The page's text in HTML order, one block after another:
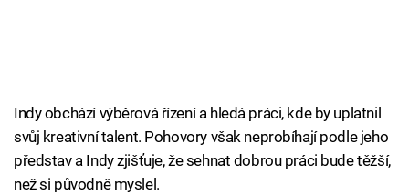
Indy obchází výběrová řízení a hledá práci, kde by uplatnil
svůj kreativní talent. Pohovory však neprobíhají podle jeho
představ a Indy zjišťuje, že sehnat dobrou práci bude těžší,
než si původně myslel.